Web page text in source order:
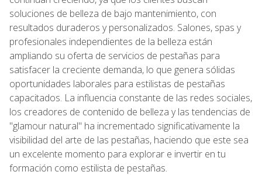
soluciones de belleza de bajo mantenimiento, con
resultados duraderos y personalizados. Salones, spas y
profesionales independientes de la belleza están
ampliando su oferta de servicios de pestañas para
satisfacer la creciente demanda, lo que genera sólidas
oportunidades laborales para estilistas de pestañas
capacitados. La influencia constante de las redes sociales,
los creadores de contenido de belleza y las tendencias de
"glamour natural" ha incrementado significativamente la
visibilidad del arte de las pestañas, haciendo que este sea
un excelente momento para explorar e invertir en tu
formación como estilista de pestañas.